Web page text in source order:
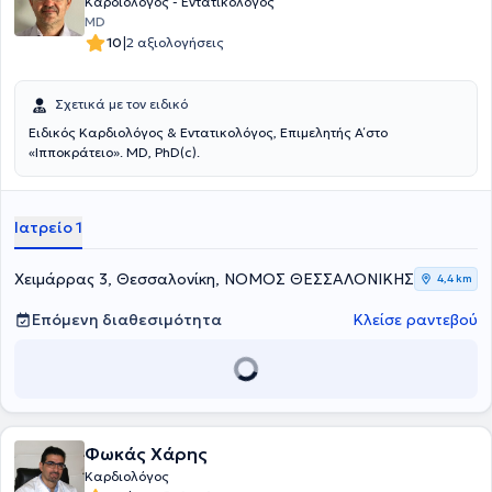
MD
10|2 αξιολογήσεις
Σχετικά με τον ειδικό
Ειδικός Καρδιολόγος & Εντατικολόγος, Επιμελητής Α΄ στο
«Ιπποκράτειο». MD, PhD(c).
Ιατρείο 1
Χειμάρρας 3, Θεσσαλονίκη, ΝΟΜΟΣ ΘΕΣΣΑΛΟΝΙΚΗΣ 4,4 km
Επόμενη διαθεσιμότητα Κλείσε ραντεβού
Φωκάς Χάρης
Καρδιολόγος